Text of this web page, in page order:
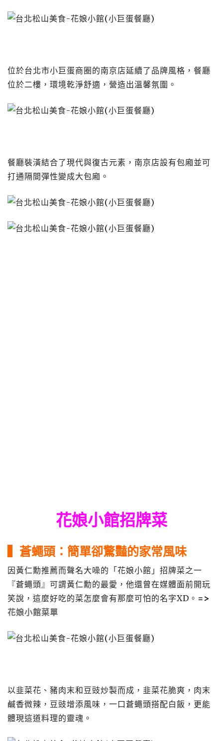
位於台北市小巨蛋商圈的南京店延續了品牌風格，餐廳
位於二樓，環境乾淨舒適，營造出溫馨氛圍。
餐廳裝潢結合了現代與復古元素，南京店設有包廂並可
打通隔間彈性變成大包廂。
花娘小館招牌菜
▍蒼蠅頭：簡單卻驚豔的家常風味
因黃仁勳推薦而聲名大噪的「花娘小館」招牌菜之一
『蒼蠅頭』可謂黃仁勳的最愛，他還曾在媒體面前開玩
笑說，這麼好吃的菜怎麼會有那麼可怕的名字XD 。 =>
花娘小館菜單
以韭菜花、豬肉末和豆豉炒製而成，韭菜花脆爽，肉末
鹹香微辣，豆豉增添風味，一口蒼蠅頭搭配白飯，更能
體現這道料理的靈魂。